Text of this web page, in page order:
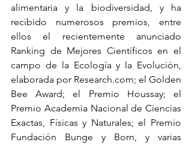
alimentaria y la biodiversidad, y ha
recibido numerosos premios, entre
ellos el recientemente anunciado
Ranking de Mejores Científicos en el
campo de la Ecología y la Evolución,
elaborada por Research.com; el Golden
Bee Award; el Premio Houssay; el
Premio Academia Nacional de Ciencias
Exactas, Físicas y Naturales; el Premio
Fundación Bunge y Born, y varias